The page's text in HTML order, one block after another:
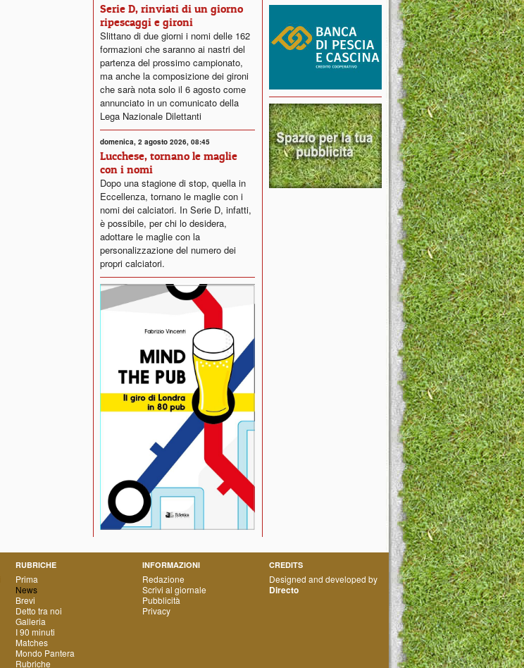
Serie D, rinviati di un giorno
ripescaggi e gironi
Slittano di due giorni i nomi delle 162
formazioni che saranno ai nastri del
partenza del prossimo campionato,
ma anche la composizione dei gironi
che sarà nota solo il 6 agosto come
annunciato in un comunicato della
Lega Nazionale Dilettanti
domenica, 2 agosto 2026, 08:45
Lucchese, tornano le maglie
con i nomi
Dopo una stagione di stop, quella in
Eccellenza, tornano le maglie con i
nomi dei calciatori. In Serie D, infatti,
è possibile, per chi lo desidera,
adottare le maglie con la
personalizzazione del numero dei
propri calciatori.
RUBRICHE
Prima
News
Brevi
Detto tra noi
Galleria
I 90 minuti
Matches
Mondo Pantera
Rubriche
INFORMAZIONI
Redazione
Scrivi al giornale
Pubblicità
Privacy
CREDITS
Designed and developed by
Directo